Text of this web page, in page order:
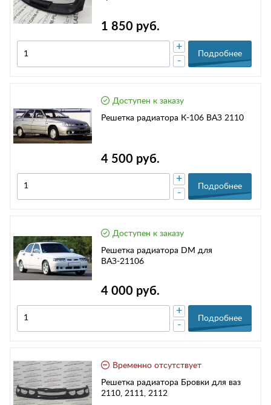
1 850 руб.
-
+
Подробнее
Доступен к заказу
Решетка радиатора К-106 ВАЗ 2110
4 500 руб.
-
+
Подробнее
Доступен к заказу
Решетка радиатора DM для
ВАЗ-21106
4 000 руб.
-
+
Подробнее
Временно отсутствует
Решетка радиатора Бровки для ваз
2110, 2111, 2112